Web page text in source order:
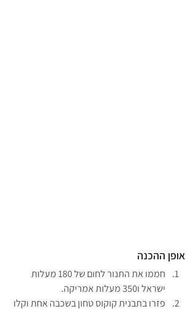
אופן ההכנה
חממו את התנור לחום של 180 מעלות
ישראל ו350 מעלות אמריקה.
פזרו בתבנית קוקוס טחון בשכבה אחת וקלו